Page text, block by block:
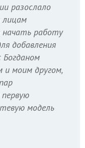
разослало
начать работу
добавления
Богданом
и моим другом,
модель